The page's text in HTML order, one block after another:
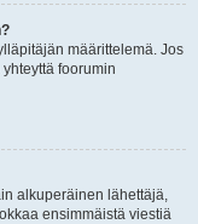
määrittelemä. Jos
foorumin
alkuperäinen lähettäjä,
ensimmäistä viestiä